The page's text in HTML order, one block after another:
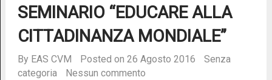
SEMINARIO “EDUCARE ALLA
CITTADINANZA MONDIALE”
By EAS CVM Posted on 26 Agosto 2016
Senza
categoria
Nessun commento